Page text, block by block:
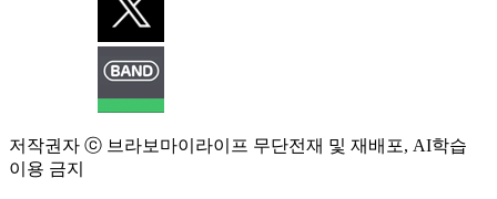
저작권자 ⓒ 브라보마이라이프 무단전재 및 재배포, AI학습
이용 금지